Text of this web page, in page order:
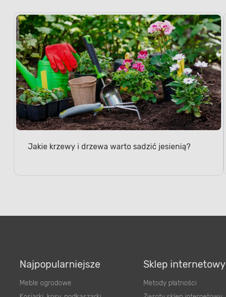
Jakie krzewy i drzewa warto sadzić jesienią?
Najpopularniejsze
Meble ogrodowe
Sklep internetowy
Metody płatności